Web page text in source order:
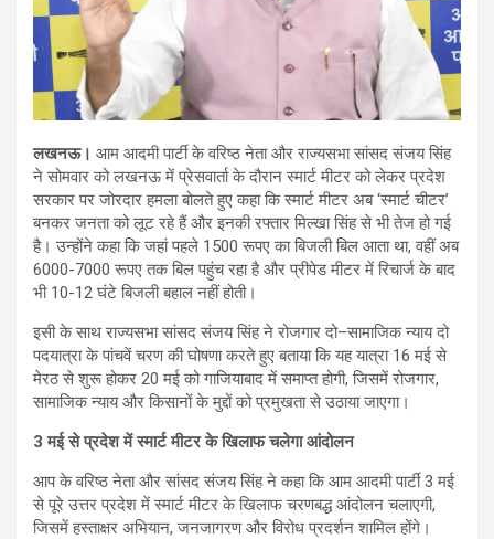
लखनऊ। आम आदमी पार्टी के वरिष्ठ नेता और राज्यसभा सांसद संजय सिंह
ने सोमवार को लखनऊ में प्रेसवार्ता के दौरान स्मार्ट मीटर को लेकर प्रदेश
सरकार पर जोरदार हमला बोलते हुए कहा कि स्मार्ट मीटर अब ‘स्मार्ट चीटर’
बनकर जनता को लूट रहे हैं और इनकी रफ्तार मिल्खा सिंह से भी तेज हो गई
है। उन्होंने कहा कि जहां पहले 1500 रूपए का बिजली बिल आता था, वहीं अब
6000-7000 रूपए तक बिल पहुंच रहा है और प्रीपेड मीटर में रिचार्ज के बाद
भी 10-12 घंटे बिजली बहाल नहीं होती।
इसी के साथ राज्यसभा सांसद संजय सिंह ने रोजगार दो–सामाजिक न्याय दो
पदयात्रा के पांचवें चरण की घोषणा करते हुए बताया कि यह यात्रा 16 मई से
मेरठ से शुरू होकर 20 मई को गाजियाबाद में समाप्त होगी, जिसमें रोजगार,
सामाजिक न्याय और किसानों के मुद्दों को प्रमुखता से उठाया जाएगा।
3 मई से प्रदेश में स्मार्ट मीटर के खिलाफ चलेगा आंदोलन
आप के वरिष्ठ नेता और सांसद संजय सिंह ने कहा कि आम आदमी पार्टी 3 मई
से पूरे उत्तर प्रदेश में स्मार्ट मीटर के खिलाफ चरणबद्ध आंदोलन चलाएगी,
जिसमें हस्ताक्षर अभियान, जनजागरण और विरोध प्रदर्शन शामिल होंगे।